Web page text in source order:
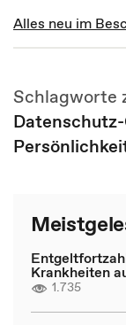
Alles neu im
Schlagworte
Krankheiten
1.735